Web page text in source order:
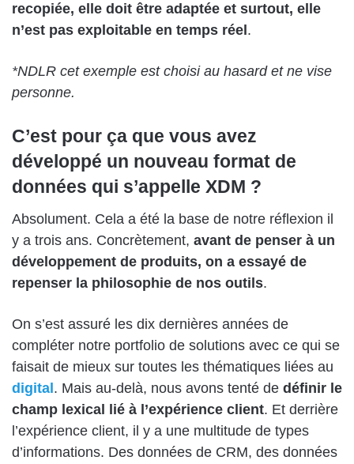
recopiée, elle doit être adaptée et surtout, elle
n’est pas exploitable en temps réel .
*NDLR cet exemple est choisi au hasard et ne vise
personne.
C’est pour ça que vous avez
développé un nouveau format de
données qui s’appelle XDM ?
Absolument. Cela a été la base de notre réflexion il
y a trois ans. Concrètement, avant de penser à un
développement de produits, on a essayé de
repenser la philosophie de nos outils.
On s’est assuré les dix dernières années de
compléter notre portfolio de solutions avec ce qui se
faisait de mieux sur toutes les thématiques liées au
digital. Mais au-delà, nous avons tenté de définir le
champ lexical lié à l’expérience client. Et derrière
l’expérience client, il y a une multitude de types
d’informations. Des données de CRM, des données